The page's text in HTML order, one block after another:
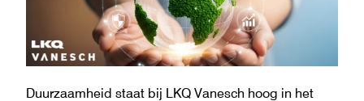
Duurzaamheid staat bij LKQ Vanesch hoog in het